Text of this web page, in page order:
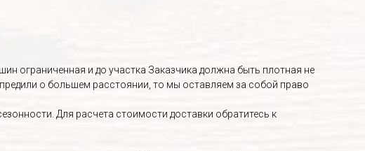
ограниченная и до участка Заказчика должна быть плотная не
о большем расстоянии, то мы оставляем за собой право
Для расчета стоимости доставки обратитесь к